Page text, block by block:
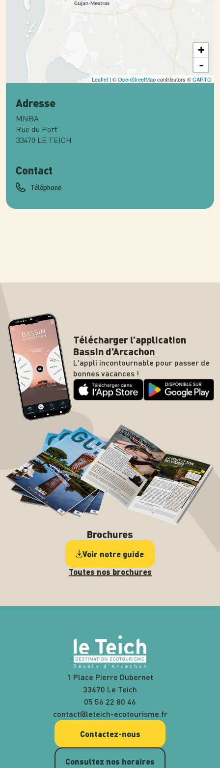
+
-
Leaflet | ©OpenStreetMapcontributors ©CARTO
Adresse
MNBA
Rue du Port
33470 LE TEICH
Contact
Téléphone
Télécharger l’application
Bassin d’Arcachon
L'appli incontournable pour passer de
bonnes vacances !
Brochures
Voir notre guide
Toutes nos brochures
1 Place Pierre Dubernet
33470 Le Teich
05 56 22 80 46
contact@leteich-ecotourisme.fr
Contactez-nous
Consultez nos horaires